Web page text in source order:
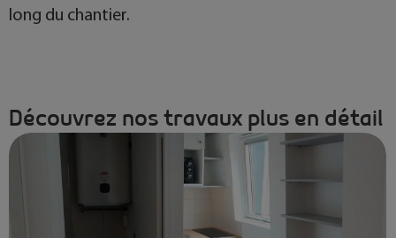
long du chantier.
Découvrez nos travaux plus en détail